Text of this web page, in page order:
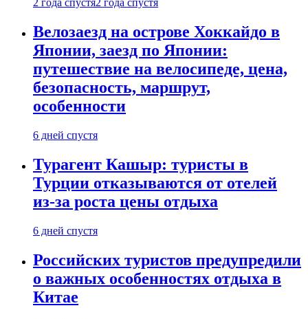
2 года спустя2 года спустя
Велозаезд на острове Хоккайдо в
Японии, заезд по Японии:
путешествие на велосипеде, цена,
безопасность, маршрут,
особенности
6 дней спустя
Турагент Кашыр: туристы в
Турции отказываются от отелей
из-за роста цены отдыха
6 дней спустя
Российских туристов предупредили
о важных особенностях отдыха в
Китае